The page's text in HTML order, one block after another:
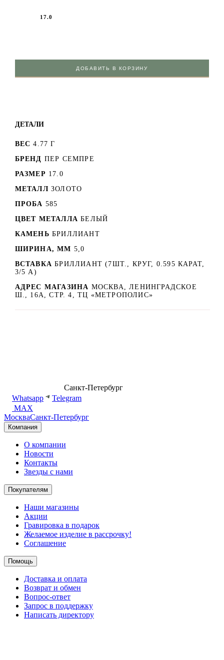
17.0
ДОБАВИТЬ В КОРЗИНУ
ДЕТАЛИ
ВЕС 4.77 Г
БРЕНД ПЕР СЕМПРЕ
РАЗМЕР 17.0
МЕТАЛЛ ЗОЛОТО
ПРОБА 585
ЦВЕТ МЕТАЛЛА БЕЛЫЙ
КАМЕНЬ БРИЛЛИАНТ
ШИРИНА, ММ 5,0
ВСТАВКА БРИЛЛИАНТ (7ШТ., КРУГ, 0.595 КАРАТ,
3/5 А)
АДРЕС МАГАЗИНА МОСКВА, ЛЕНИНГРАДСКОЕ
Ш., 16А, СТР. 4, ТЦ «МЕТРОПОЛИС»
Санкт-Петербург
Whatsapp
Telegram
MAX
МоскваСанкт-Петербург
Компания
О компании
Новости
Контакты
Звезды с нами
Покупателям
Наши магазины
Акции
Гравировка в подарок
Желаемое изделие в рассрочку!
Соглашение
Помощь
Доставка и оплата
Возврат и обмен
Вопрос-ответ
Запрос в поддержку
Написать директору